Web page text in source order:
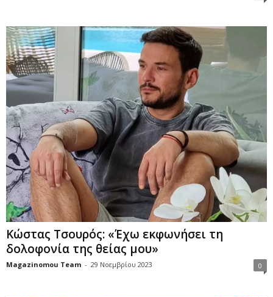
Κώστας Τσουρός: «Έχω εκφωνήσει τη
δoλoφoνία της θείας μου»
Magazinomou Team - 29 Νοεμβρίου 2023 0